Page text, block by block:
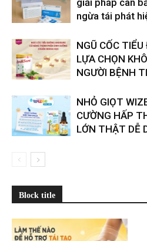
giải pháp cân
ngừa tái phát
​​NGŨ CỐC
LỰA CHỌN
NGƯỜI BỆNH
NHỎ GIỌT
CƯỜNG HẤP
LỚN THẬT DỄ
Block title